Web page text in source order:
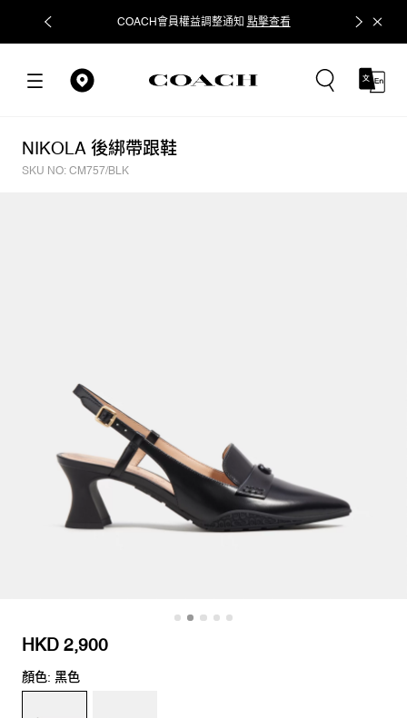
COACH會員權益調整通知 點擊查看 立即追蹤
NIKOLA 後綁帶跟鞋
SKU NO: CM757/BLK
HKD 2,900
顏色: 黑色